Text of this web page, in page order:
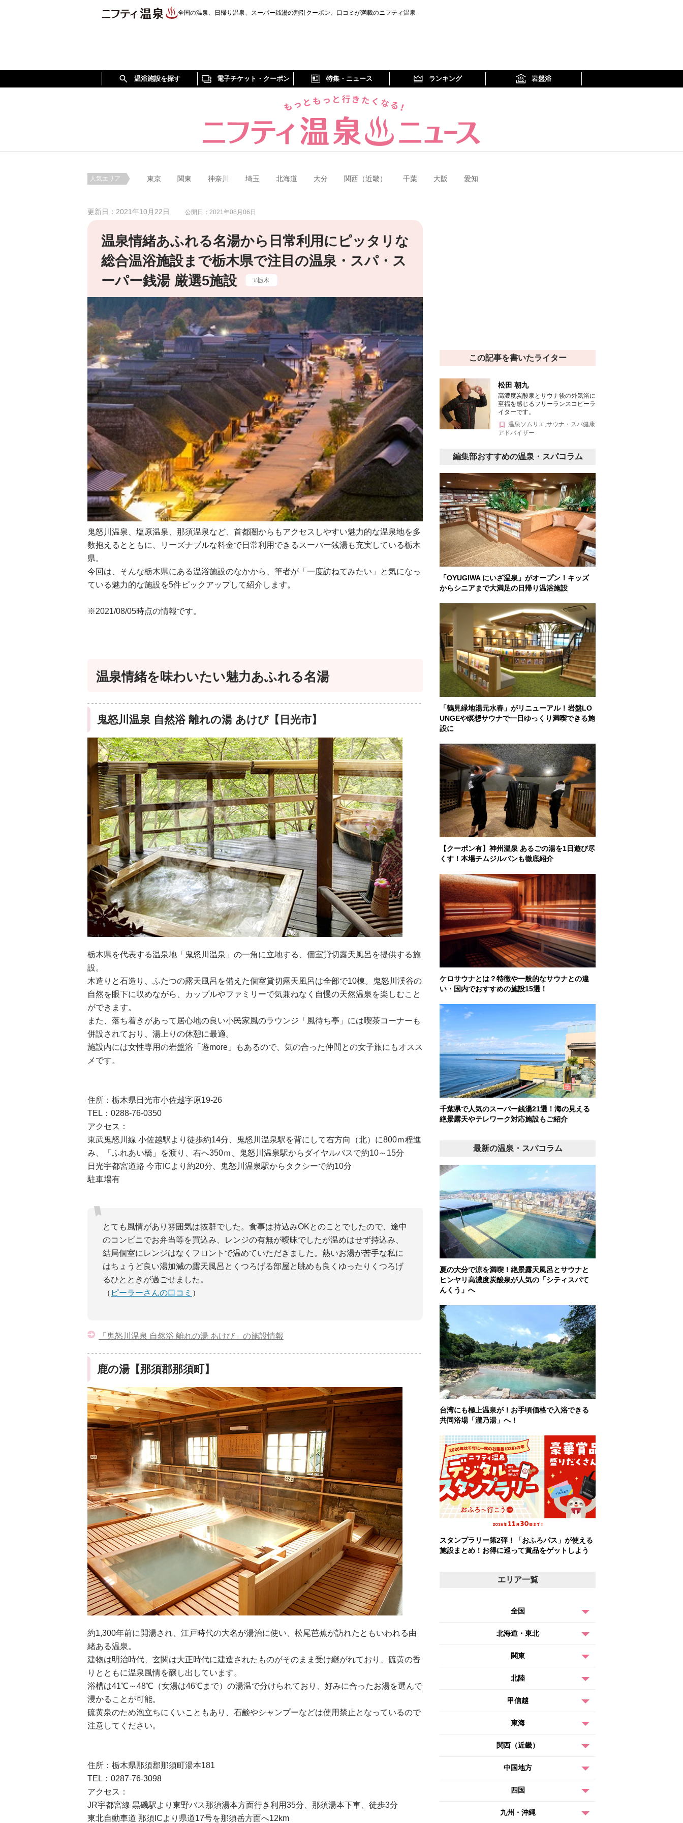
全国の温泉、日帰り温泉、スーパー銭湯の割引クーポン、口コミが満載のニフティ温泉
温浴施設を探す 電子チケット・クーポン 特集・ニュース ランキング 岩盤浴
人気エリア 東京 関東 神奈川 埼玉 北海道 大分 関西（近畿） 千葉 大阪 愛知
更新日：2021年10月22日 公開日：2021年08月06日
温泉情緒あふれる名湯から日常利用にピッタリな
総合温浴施設まで栃木県で注目の温泉・スパ・ス
ーパー銭湯 厳選5施設
栃木
鬼怒川温泉、塩原温泉、那須温泉など、首都圏からもアクセスしやすい魅力的な温泉地を多
数抱えるとともに、リーズナブルな料金で日常利用できるスーパー銭湯も充実している栃木
県。
今回は、そんな栃木県にある温浴施設のなかから、筆者が「一度訪ねてみたい」と気になっ
ている魅力的な施設を5件ピックアップして紹介します。
※2021/08/05時点の情報です。
温泉情緒を味わいたい魅力あふれる名湯
鬼怒川温泉 自然浴 離れの湯 あけび【日光市】
栃木県を代表する温泉地「鬼怒川温泉」の一角に立地する、個室貸切露天風呂を提供する施
設。
木造りと石造り、ふたつの露天風呂を備えた個室貸切露天風呂は全部で10棟。鬼怒川渓谷の
自然を眼下に収めながら、カップルやファミリーで気兼ねなく自慢の天然温泉を楽しむこと
ができます。
また、落ち着きがあって居心地の良い小民家風のラウンジ「風待ち亭」には喫茶コーナーも
併設されており、湯上りの休憩に最適。
施設内には女性専用の岩盤浴「遊more」もあるので、気の合った仲間との女子旅にもオスス
メです。
住所：栃木県日光市小佐越字原19-26
TEL：0288-76-0350
アクセス：
東武鬼怒川線 小佐越駅より徒歩約14分、鬼怒川温泉駅を背にして右方向（北）に800ｍ程進
み、「ふれあい橋」を渡り、右へ350ｍ、鬼怒川温泉駅からダイヤルバスで約10～15分
日光宇都宮道路 今市ICより約20分、鬼怒川温泉駅からタクシーで約10分
駐車場有
とても風情があり雰囲気は抜群でした。食事は持込みOKとのことでしたので、途中
のコンビニでお弁当等を買込み、レンジの有無が曖昧でしたが温めはせず持込み、
結局個室にレンジはなくフロントで温めていただきました。熱いお湯が苦手な私に
はちょうど良い湯加減の露天風呂とくつろげる部屋と眺めも良くゆったりくつろげ
るひとときが過ごせました。
（ ピーラーさんの口コミ ）
「鬼怒川温泉 自然浴 離れの湯 あけび」の施設情報
鹿の湯【那須郡那須町】
約1,300年前に開湯され、江戸時代の大名が湯治に使い、松尾芭蕉が訪れたともいわれる由
緒ある温泉。
建物は明治時代、玄関は大正時代に建造されたものがそのまま受け継がれており、硫黄の香
りとともに温泉風情を醸し出しています。
浴槽は41℃～48℃（女湯は46℃まで）の湯温で分けられており、好みに合ったお湯を選んで
浸かることが可能。
硫黄泉のため泡立ちにくいこともあり、石鹸やシャンプーなどは使用禁止となっているので
注意してください。
住所：栃木県那須郡那須町湯本181
TEL：0287-76-3098
アクセス：
JR宇都宮線 黒磯駅より東野バス那須湯本方面行き利用35分、那須湯本下車、徒歩3分
東北自動車道 那須ICより県道17号を那須岳方面へ12km
この記事を書いたライター
松田 朝九
高濃度炭酸泉とサウナ後の外気浴に
至福を感じるフリーランスコピーラ
イターです。
温泉ソムリエ,サウナ・スパ健康
アドバイザー
編集部おすすめの温泉・スパコラム
「OYUGIWA にいざ温泉」がオープン！キッズ
からシニアまで大満足の日帰り温浴施設
「鶴見緑地湯元水春」がリニューアル！岩盤LO
UNGEや瞑想サウナで一日ゆっくり満喫できる施
設に
【クーポン有】神州温泉 あるごの湯を1日遊び尽
くす！本場チムジルバンも徹底紹介
ケロサウナとは？特徴や一般的なサウナとの違
い・国内でおすすめの施設15選！
千葉県で人気のスーパー銭湯21選！海の見える
絶景露天やテレワーク対応施設もご紹介
最新の温泉・スパコラム
夏の大分で涼を満喫！絶景露天風呂とサウナと
ヒンヤリ高濃度炭酸泉が人気の「シティスパて
んくう」へ
台湾にも極上温泉が！お手頃価格で入浴できる
共同浴場「瀧乃湯」へ！
スタンプラリー第2弾！「おふろパス」が使える
施設まとめ！お得に巡って賞品をゲットしよう
エリア一覧
全国
北海道・東北
関東
北陸
甲信越
東海
関西（近畿）
中国地方
四国
九州・沖縄